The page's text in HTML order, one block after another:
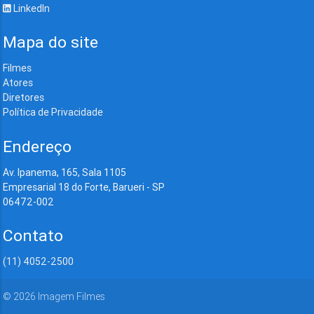
LinkedIn
Mapa do site
Filmes
Atores
Diretores
Política de Privacidade
Endereço
Av. Ipanema, 165, Sala 1105
Empresarial 18 do Forte, Barueri - SP
06472-002
Contato
(11) 4052-2500
© 2026 Imagem Filmes